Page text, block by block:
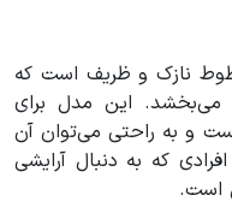
نازک و ظریف است که
این مدل برای
و به راحتی می‌توان آن
که به دنبال آرایشی
است.